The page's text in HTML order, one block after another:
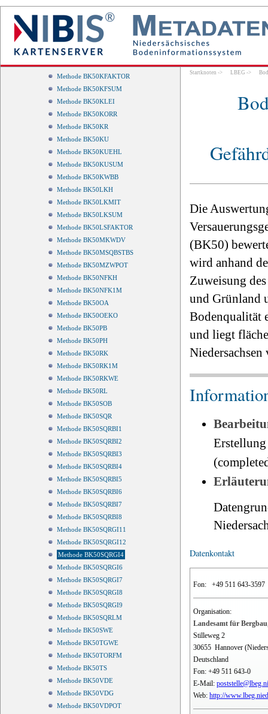
Methode BK50KAKEFFH
Methode BK50KAKEFFWE
Methode BK50KAKPOT
Methode BK50KAKPOTSUM
Methode BK50KF
Methode BK50KFAKTOR
Methode BK50KFSUM
Methode BK50KLEI
Methode BK50KORR
Methode BK50KR
Methode BK50KU
Methode BK50KUEHL
Methode BK50KUSUM
Methode BK50KWBB
Methode BK50LKH
Methode BK50LKMIT
Methode BK50LKSUM
Methode BK50LSFAKTOR
Methode BK50MKWDV
Methode BK50MSQBSTBS
Methode BK50MZWPOT
Methode BK50NFKH
Methode BK50NFK1M
Methode BK50OA
Methode BK50OEKO
Methode BK50PB
Methode BK50PH
Methode BK50RK
Methode BK50RK1M
Methode BK50RKWE
Methode BK50RL
Methode BK50SOB
Methode BK50SQR
Methode BK50SQRBI1
Methode BK50SQRBI2
Methode BK50SQRBI3
Methode BK50SQRBI4
Methode BK50SQRBI5
Methode BK50SQRBI6
Methode BK50SQRBI7
Methode BK50SQRBI8
Methode BK50SQRGI11
Methode BK50SQRGI12
Methode BK50SQRGI4
Methode BK50SQRGI6
Methode BK50SQRGI7
Methode BK50SQRGI8
Methode BK50SQRGI9
Methode BK50SQRLM
Methode BK50SWE
Methode BK50TGWE
Methode BK50TORFM
Methode BK50TS
Methode BK50VDE
Methode BK50VDG
Methode BK50VDPOT
Startknoten -> LBEG ->
Die
(BK50)
wird anhand
Zuweisung
und Grünland
Bodenqualität
und liegt
Niedersachsen
Erstellung
Datenkontakt
Fon: +49 511 643-3597
Organisation:
Landesamt für
Stilleweg 2
30655 Hannover
Deutschland
Fon: +49 511 643-0
E-Mail:
Web: http://